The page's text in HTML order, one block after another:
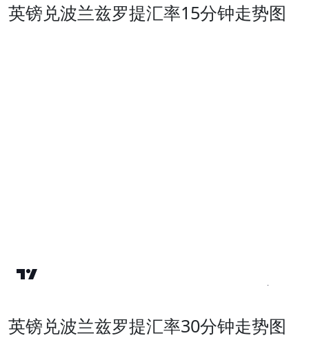
英镑兑波兰兹罗提汇率15分钟走势图
英镑兑波兰兹罗提汇率30分钟走势图